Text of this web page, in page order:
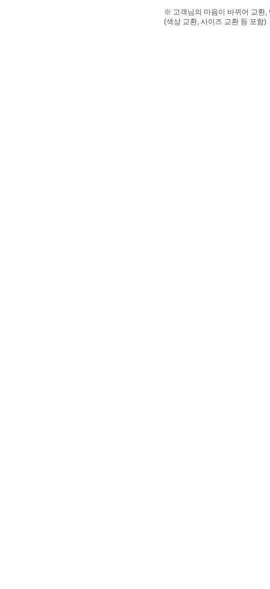
※ 고객님의 마음이 바뀌어 교환,
(색상 교환, 사이즈 교환 등 포함)